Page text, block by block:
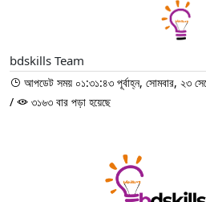
bdskills Team
আপডেট সময় ০১:৩১:৪৩ পূর্বাহ্ন, সোমবার, ২৩
/
৩১৬৩ বার পড়া হয়েছে